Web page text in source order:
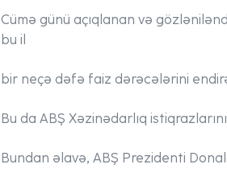
Cümə günü açıqlanan və
bu il
bir neçə dəfə faiz dərəcələrini
Bu da ABŞ Xəzinədarlıq
Bundan əlavə, ABŞ Prezidenti